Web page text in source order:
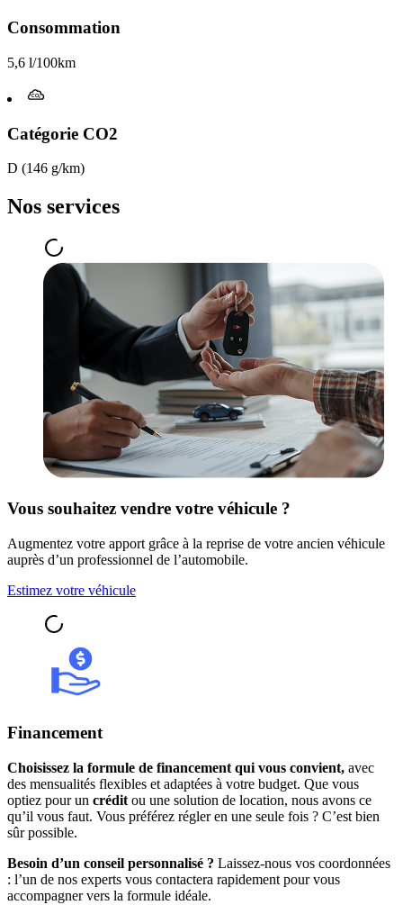
Consommation
5,6 l/100km
Catégorie CO2
D (146 g/km)
Nos services
Vous souhaitez vendre votre véhicule ?
Augmentez votre apport grâce à la reprise de votre ancien véhicule
auprès d’un professionnel de l’automobile.
Estimez votre véhicule
Financement
Choisissez la formule de financement qui vous convient, avec
des mensualités flexibles et adaptées à votre budget. Que vous
optiez pour un crédit ou une solution de location, nous avons ce
qu’il vous faut. Vous préférez régler en une seule fois ? C’est bien
sûr possible.
Besoin d’un conseil personnalisé ? Laissez-nous vos coordonnées
: l’un de nos experts vous contactera rapidement pour vous
accompagner vers la formule idéale.